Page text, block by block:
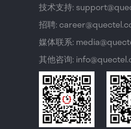
技术支持:
招聘:
媒体联系:
其他咨询: